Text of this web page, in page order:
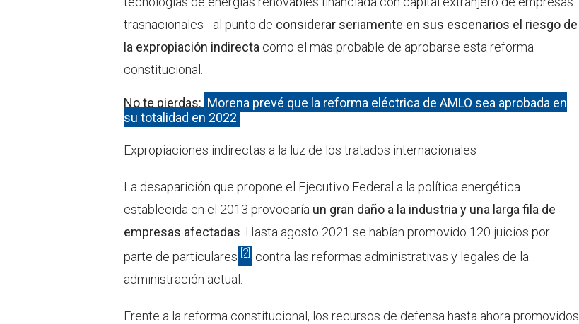
trasnacionales - al punto de considerar seriamente en sus escenarios el riesgo de
la expropiación indirecta como el más probable de aprobarse esta reforma
constitucional.
No te pierdas: Morena prevé que la reforma eléctrica de AMLO sea aprobada en
su totalidad en 2022
Expropiaciones indirectas a la luz de los tratados internacionales
La desaparición que propone el Ejecutivo Federal a la política energética
establecida en el 2013 provocaría un gran daño a la industria y una larga fila de
empresas afectadas . Hasta agosto 2021 se habían promovido 120 juicios por
parte de particulares [2]
contra las reformas administrativas y legales de la
administración actual.
Frente a la reforma constitucional, los recursos de defensa hasta ahora promovidos